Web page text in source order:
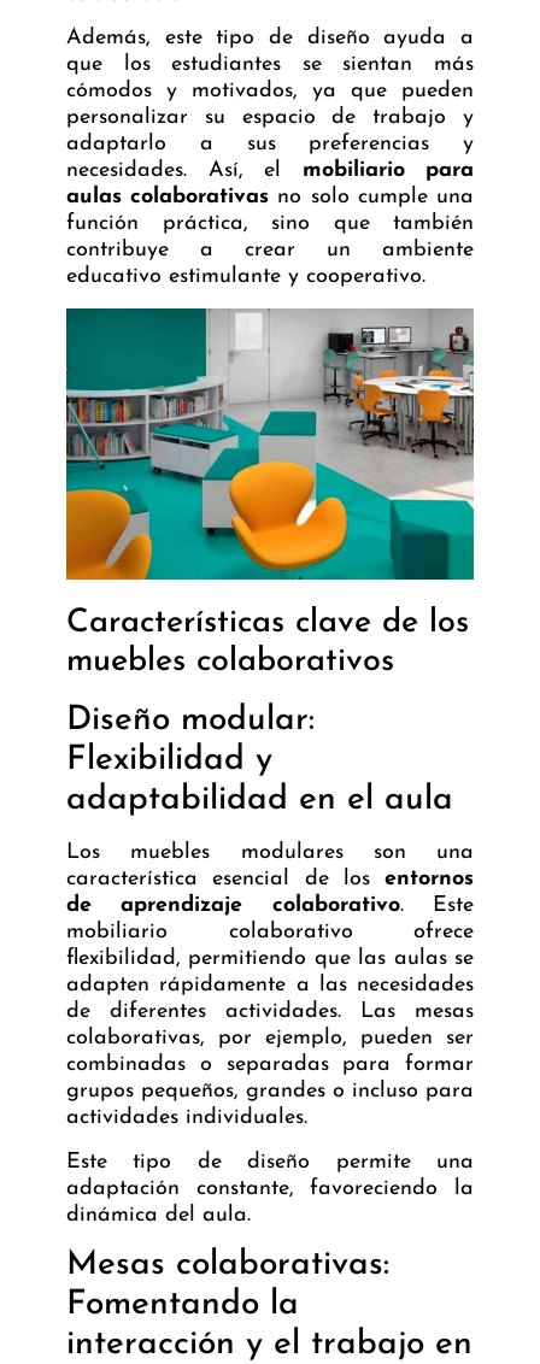
Además, este tipo de diseño ayuda a
que los estudiantes se sientan más
cómodos y motivados, ya que pueden
personalizar su espacio de trabajo y
adaptarlo a sus preferencias y
necesidades. Así, el mobiliario para
aulas colaborativas no solo cumple una
función práctica, sino que también
contribuye a crear un ambiente
educativo estimulante y cooperativo.
Características clave de los
muebles colaborativos
Diseño modular:
Flexibilidad y
adaptabilidad en el aula
Los muebles modulares son una
característica esencial de los entornos
de aprendizaje colaborativo. Este
mobiliario colaborativo ofrece
flexibilidad, permitiendo que las aulas se
adapten rápidamente a las necesidades
de diferentes actividades. Las mesas
colaborativas, por ejemplo, pueden ser
combinadas o separadas para formar
grupos pequeños, grandes o incluso para
actividades individuales.
Este tipo de diseño permite una
adaptación constante, favoreciendo la
dinámica del aula.
Mesas colaborativas:
Fomentando la
interacción y el trabajo en